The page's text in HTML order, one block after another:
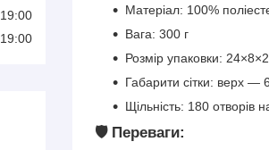
Матеріал: 100%
Вага: 300 г
Розмір упаковки:
Габарити сітки: верх
Щільність: 180 отворів
🛡️ Переваги:
19:00
19:00